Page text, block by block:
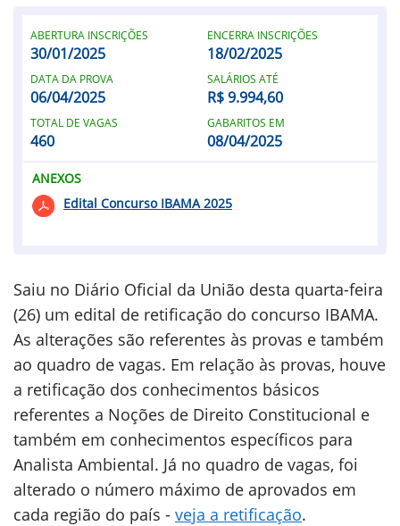
Saiu no Diário Oficial da União desta quarta-feira
(26) um edital de retificação do concurso IBAMA.
As alterações são referentes às provas e também
ao quadro de vagas. Em relação às provas, houve
a retificação dos conhecimentos básicos
referentes a Noções de Direito Constitucional e
também em conhecimentos específicos para
Analista Ambiental. Já no quadro de vagas, foi
alterado o número máximo de aprovados em
cada região do país - veja a retificação.
ABERTURA INSCRIÇÕES
30/01/2025
ENCERRA INSCRIÇÕES
18/02/2025
DATA DA PROVA
06/04/2025
SALÁRIOS ATÉ
R$ 9.994,60
TOTAL DE VAGAS
460
GABARITOS EM
08/04/2025
ANEXOS
Edital Concurso IBAMA 2025